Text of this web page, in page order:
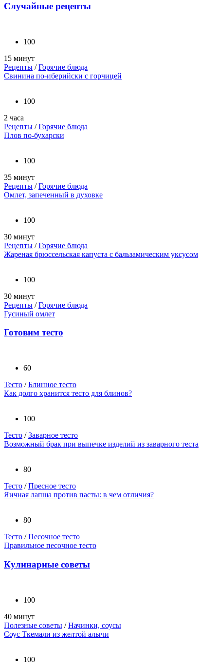
Случайные рецепты
100
15 минут
Рецепты /Горячие блюда
Свинина по-иберийски с горчицей
100
2 часа
Рецепты /Горячие блюда
Плов по-бухарски
100
35 минут
Рецепты /Горячие блюда
Омлет, запеченный в духовке
100
30 минут
Рецепты /Горячие блюда
Жареная брюссельская капуста с бальзамическим уксусом
100
30 минут
Рецепты /Горячие блюда
Гусиный омлет
Готовим тесто
60
Тесто /Блинное тесто
Как долго хранится тесто для блинов?
100
Тесто /Заварное тесто
Возможный брак при выпечке изделий из заварного теста
80
Тесто /Пресное тесто
Яичная лапша против пасты: в чем отличия?
80
Тесто /Песочное тесто
Правильное песочное тесто
Кулинарные советы
100
40 минут
Полезные советы /Начинки, соусы
Соус Ткемали из желтой алычи
100